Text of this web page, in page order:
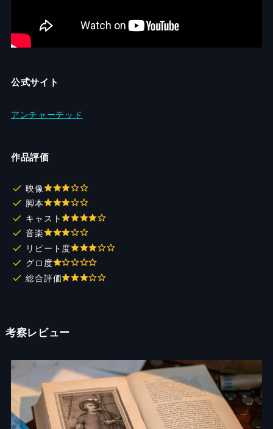
公式サイト
アンチャーテッド
作品評価
映像
脚本
キャスト
音楽
リピート度
グロ度
総合評価
考察レビュー